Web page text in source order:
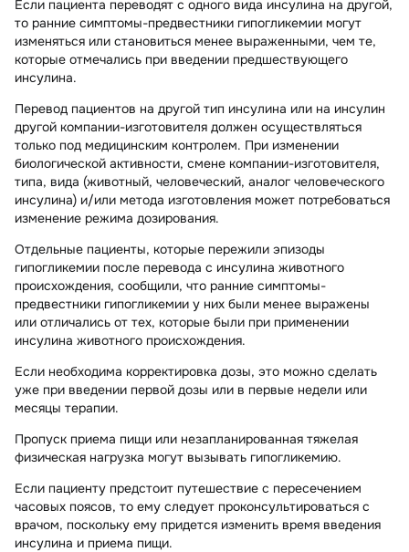
Если пациента переводят с одного вида инсулина на другой,
то ранние симптомы-предвестники гипогликемии могут
изменяться или становиться менее выраженными, чем те,
которые отмечались при введении предшествующего
инсулина.
Перевод пациентов на другой тип инсулина или на инсулин
другой компании-изготовителя должен осуществляться
только под медицинским контролем. При изменении
биологической активности, смене компании-изготовителя,
типа, вида (животный, человеческий, аналог человеческого
инсулина) и/или метода изготовления может потребоваться
изменение режима дозирования.
Отдельные пациенты, которые пережили эпизоды
гипогликемии после перевода с инсулина животного
происхождения, сообщили, что ранние симптомы-
предвестники гипогликемии у них были менее выражены
или отличались от тех, которые были при применении
инсулина животного происхождения.
Если необходима корректировка дозы, это можно сделать
уже при введении первой дозы или в первые недели или
месяцы терапии.
Пропуск приема пищи или незапланированная тяжелая
физическая нагрузка могут вызывать гипогликемию.
Если пациенту предстоит путешествие с пересечением
часовых поясов, то ему следует проконсультироваться с
врачом, поскольку ему придется изменить время введения
инсулина и приема пищи.